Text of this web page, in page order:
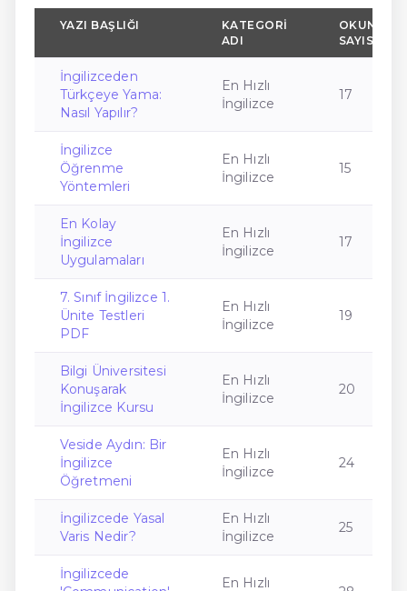
YAZI BAŞLIĞI
KATEGORI
ADI
OKUNMA
SAYISI
İngilizceden
Türkçeye Yama:
Nasıl Yapılır?
En Hızlı
İngilizce
17
İngilizce
Öğrenme
Yöntemleri
En Hızlı
İngilizce
15
En Kolay
İngilizce
Uygulamaları
En Hızlı
İngilizce
17
7. Sınıf İngilizce 1.
Ünite Testleri
PDF
En Hızlı
İngilizce
19
Bilgi Üniversitesi
Konuşarak
İngilizce Kursu
En Hızlı
İngilizce
20
Veside Aydın: Bir
İngilizce
Öğretmeni
En Hızlı
İngilizce
24
İngilizcede Yasal
Varis Nedir?
En Hızlı
İngilizce
25
İngilizcede
En Hızlı